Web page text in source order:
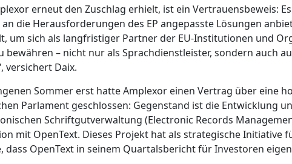
erneut den Zuschlag erhielt, ist ein Vertrauensbeweis:
die Herausforderungen des EP angepasste Lösungen
um sich als langfristiger Partner der EU-Institutionen und
bewähren – nicht nur als Sprachdienstleister, sondern auch
versichert Daix.
Sommer erst hatte Amplexor einen Vertrag über eine
Parlament geschlossen: Gegenstand ist die Entwicklung
Schriftgutverwaltung (Electronic Records
mit OpenText. Dieses Projekt hat als strategische Initiative
dass OpenText in seinem Quartalsbericht für Investoren